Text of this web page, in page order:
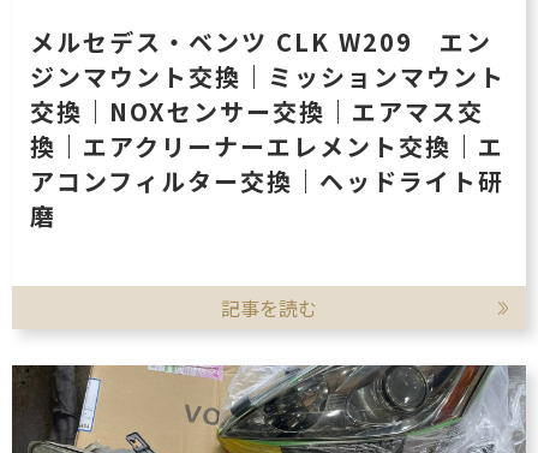
メルセデス・ベンツ CLK W209 エン
ジンマウント交換｜ミッションマウント
交換｜NOXセンサー交換｜エアマス交
換｜エアクリーナーエレメント交換｜エ
アコンフィルター交換｜ヘッドライト研
磨
記事を読む